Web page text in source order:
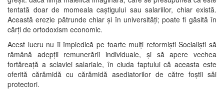
tentată doar de momeala caștigului sau salariilor, chiar există.
Această erezie pătrunde chiar și în universități; poate fi găsită în
cărți de ortodoxism economic.
Acest lucru nu îi împiedică pe foarte mulți reformiști Socialiști să
rămână adepții remunerării individuale, și să apere vechea
fortăreață a sclaviei salariale, în ciuda faptului că aceasta este
oferită cărămidă cu cărămidă asediatorilor de către foștii săi
protectori.